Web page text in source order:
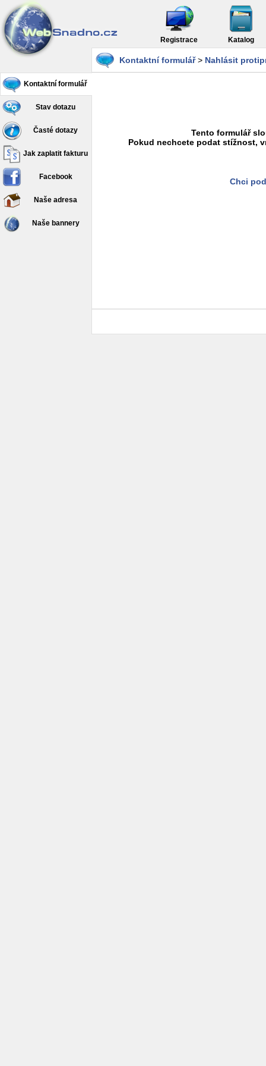
Registrace Katalog
Kontaktní formulář
Stav dotazu
Časté dotazy
Jak zaplatit fakturu
Facebook
Naše adresa
Naše bannery
Kontaktní formulář> Nahlásit
Tento formulář
Pokud nechcete podat stížnost,
Chci